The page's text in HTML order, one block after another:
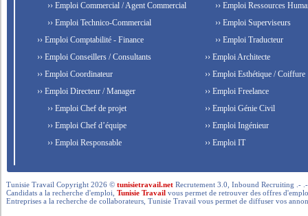
›› Emploi Commercial / Agent Commercial
›› Emploi Technico-Commercial
›› Emploi Comptabilité - Finance
›› Emploi Conseillers / Consultants
›› Emploi Coordinateur
›› Emploi Directeur / Manager
›› Emploi Chef de projet
›› Emploi Chef d’équipe
›› Emploi Responsable
›› Emploi Ressources
›› Emploi Superviseurs
›› Emploi Traducteur
›› Emploi Architecte
›› Emploi Esthétique / Coiffure
›› Emploi Freelance
›› Emploi Génie Civil
›› Emploi Ingénieur
›› Emploi IT
Tunisie Travail Copyright 2026 ©tunisietravail.net Recrutement 3.0, Inbound Recruiting .-
Candidats a la recherche d'emploi,Tunisie Travail vous permet de retrouver des offres
Entreprises a la recherche de collaborateurs, Tunisie Travail vous permet de diffuser vos